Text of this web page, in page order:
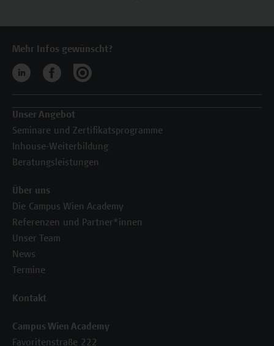
Mehr Infos gewünscht?
Unser Angebot
Seminare und Zertifikatsprogramme
Inhouse-Weiterbildung
Beratungsleistungen
Über uns
Die Campus Wien Academy
Referenzen und Partner*innen
Unser Team
News
Termine
Kontakt
Campus Wien Academy
Favoritenstraße 222